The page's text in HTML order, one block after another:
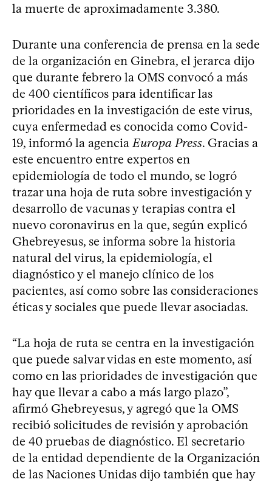
la muerte de aproximadamente 3.380.
Durante una conferencia de prensa en la sede
de la organización en Ginebra, el jerarca dijo
que durante febrero la OMS convocó a más
de 400 científicos para identificar las
prioridades en la investigación de este virus,
cuya enfermedad es conocida como Covid-
19, informó la agencia Europa Press. Gracias a
este encuentro entre expertos en
epidemiología de todo el mundo, se logró
trazar una hoja de ruta sobre investigación y
desarrollo de vacunas y terapias contra el
nuevo coronavirus en la que, según explicó
Ghebreyesus, se informa sobre la historia
natural del virus, la epidemiología, el
diagnóstico y el manejo clínico de los
pacientes, así como sobre las consideraciones
éticas y sociales que puede llevar asociadas.
“La hoja de ruta se centra en la investigación
que puede salvar vidas en este momento, así
como en las prioridades de investigación que
hay que llevar a cabo a más largo plazo”,
afirmó Ghebreyesus, y agregó que la OMS
recibió solicitudes de revisión y aprobación
de 40 pruebas de diagnóstico. El secretario
de la entidad dependiente de la Organización
de las Naciones Unidas dijo también que hay